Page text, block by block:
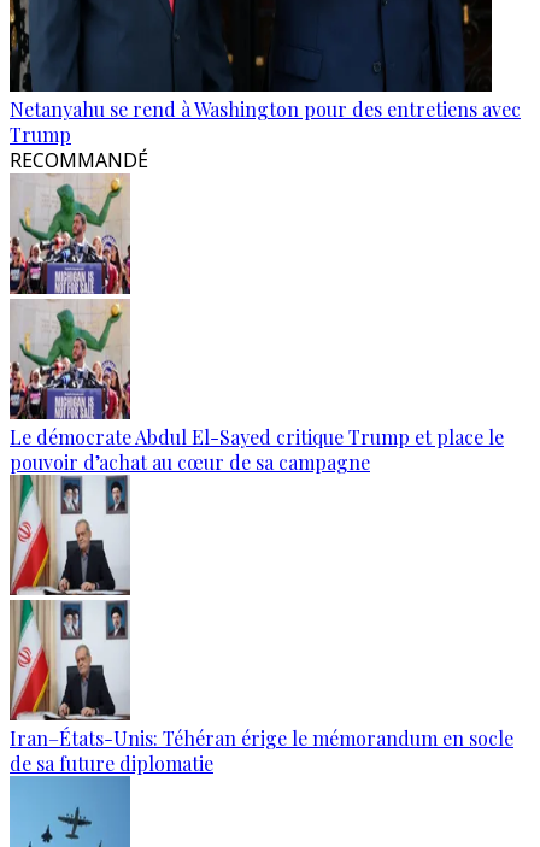
Netanyahu se rend à Washington pour des entretiens avec
Trump
RECOMMANDÉ
Le démocrate Abdul El-Sayed critique Trump et place le
pouvoir d’achat au cœur de sa campagne
Iran–États-Unis: Téhéran érige le mémorandum en socle
de sa future diplomatie